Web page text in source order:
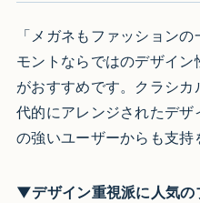
「メガネもファッション
モントならではのデザイ
がおすすめです。クラシ
代的にアレンジされたデザ
の強いユーザーからも支持
▼デザイン重視派に人気の